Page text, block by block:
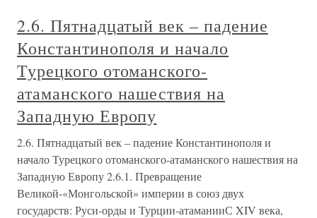
2.6. Пятнадцатый век – падение
Константинополя и начало
Турецкого отоманского-
атаманского нашествия на
Западную Европу
2.6. Пятнадцатый век – падение Константинополя и
начало Турецкого отоманского-атаманского нашествия на
Западную Европу 2.6.1. Превращение
Великой-«Монгольской» империи в союз двух
государств: Руси-орды и Турции-атаманииС XIV века,